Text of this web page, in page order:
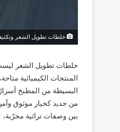
خلطات تطويل الشعر
خلطات تطويل الشعر
المنتجات الكيميائية
البسيطة من المطبخ
من جديد كخيار موثوق
بين وصفات تراثية